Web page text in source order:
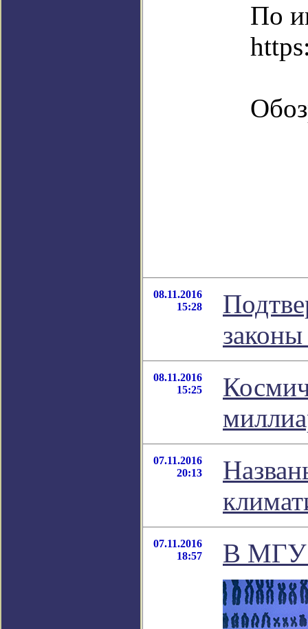
По
08.11.2016
15:28
08.11.2016
15:25
07.11.2016
20:13
07.11.2016
18:57
В МГУ